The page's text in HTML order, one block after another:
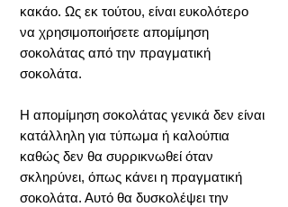
κακάο. Ως εκ τούτου, είναι ευκολότερο
να χρησιμοποιήσετε απομίμηση
σοκολάτας από την πραγματική
σοκολάτα.
Η απομίμηση σοκολάτας γενικά δεν είναι
κατάλληλη για τύπωμα ή καλούπια
καθώς δεν θα συρρικνωθεί όταν
σκληρύνει, όπως κάνει η πραγματική
σοκολάτα. Αυτό θα δυσκολέψει την